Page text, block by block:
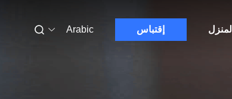
المنزل إقتباس Arabic